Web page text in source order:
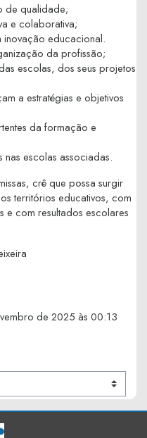
de qualidade;
e colaborativa;
inovação educacional.
da profissão;
escolas, dos seus projetos
a estratégias e objetivos
da formação e
nas escolas associadas.
crê que possa surgir
territórios educativos, com
e com resultados escolares
de 2025 às 00:13